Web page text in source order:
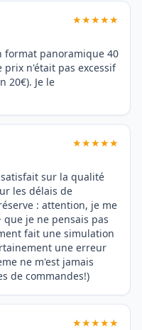
★★★★★
format panoramique 40
prix n'était pas excessif
20€). Je le
★★★★★
sur la qualité
les délais de
: attention, je me
je ne pensais pas
fait une simulation
une erreur
ne m'est jamais
de commandes!)
★★★★★